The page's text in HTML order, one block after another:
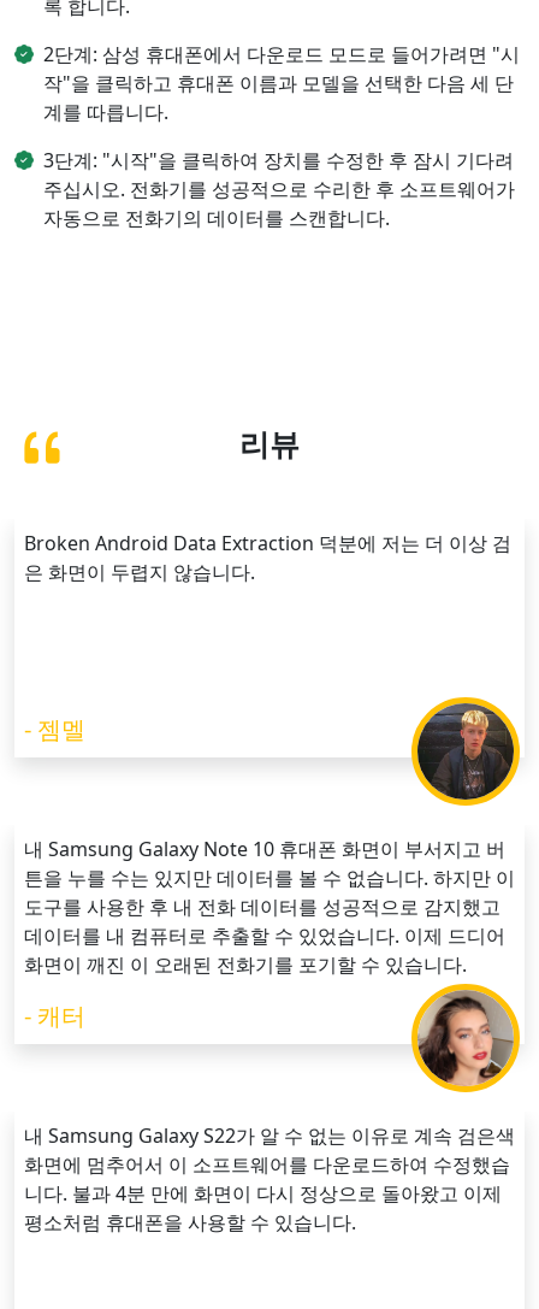
록 합니다.
2단계: 삼성 휴대폰에서 다운로드 모드로 들어가려면 "시
작"을 클릭하고 휴대폰 이름과 모델을 선택한 다음 세 단
계를 따릅니다.
3단계: "시작"을 클릭하여 장치를 수정한 후 잠시 기다려
주십시오. 전화기를 성공적으로 수리한 후 소프트웨어가
자동으로 전화기의 데이터를 스캔합니다.
리뷰
Broken Android Data Extraction 덕분에 저는 더 이상 검
은 화면이 두렵지 않습니다.
- 젬멜
내 Samsung Galaxy Note 10 휴대폰 화면이 부서지고 버
튼을 누를 수는 있지만 데이터를 볼 수 없습니다. 하지만 이
도구를 사용한 후 내 전화 데이터를 성공적으로 감지했고
데이터를 내 컴퓨터로 추출할 수 있었습니다. 이제 드디어
화면이 깨진 이 오래된 전화기를 포기할 수 있습니다.
- 캐터
내 Samsung Galaxy S22가 알 수 없는 이유로 계속 검은색
화면에 멈추어서 이 소프트웨어를 다운로드하여 수정했습
니다. 불과 4분 만에 화면이 다시 정상으로 돌아왔고 이제
평소처럼 휴대폰을 사용할 수 있습니다.